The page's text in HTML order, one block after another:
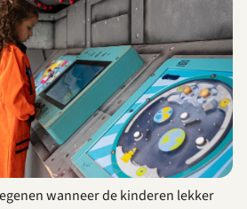
wanneer de kinderen lekker